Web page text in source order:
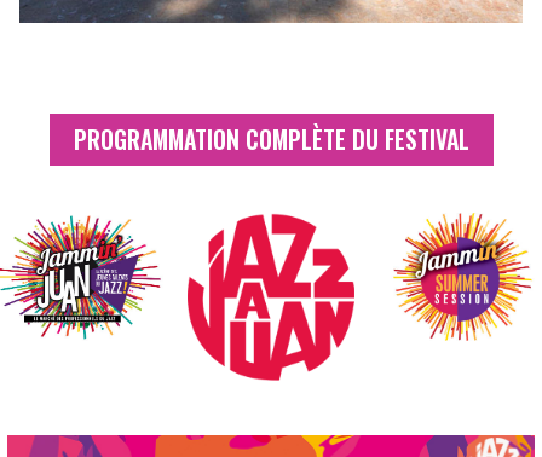
PROGRAMMATION COMPLÈTE DU FESTIVAL